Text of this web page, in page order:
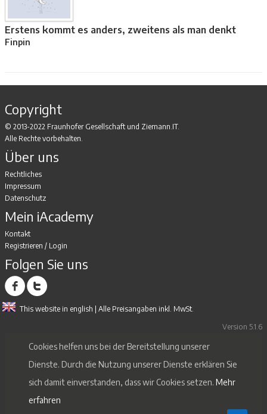
Erstens kommt es anders, zweitens als man denkt
Finpin
Copyright
© 2013-2022 Fraunhofer Gesellschaft und Ziemann.IT.
Alle Rechte vorbehalten.
Über uns
Rechtliches
Impressum
Datenschutz
Mein iAcademy
Kontakt
Registrieren / Login
Folgen Sie uns
This website in english | Alle Preisangaben inkl. MwSt.
Version 5.1.6
Cookies helfen uns bei der Bereitstellung unserer
Dienste. Durch die Nutzung unserer Dienste erklären Sie
sich damit einverstanden, dass wir Cookies setzen. Mehr
erfahren